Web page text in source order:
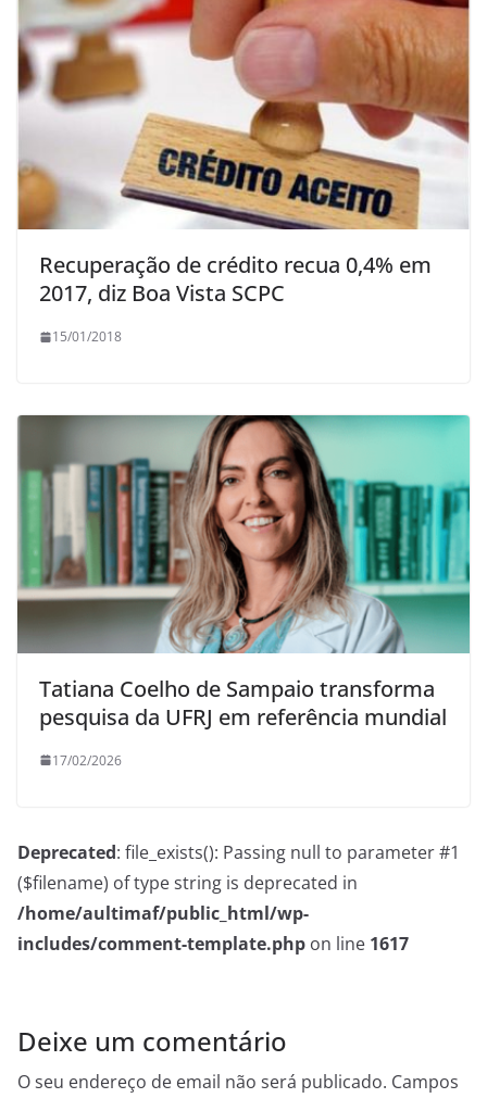
Recuperação de crédito recua 0,4% em
2017, diz Boa Vista SCPC
15/01/2018
Tatiana Coelho de Sampaio transforma
pesquisa da UFRJ em referência mundial
17/02/2026
Deprecated: file_exists(): Passing null to parameter #1
($filename) of type string is deprecated in
/home/aultimaf/public_html/wp-
includes/comment-template.php on line 1617
Deixe um comentário
O seu endereço de email não será publicado. Campos